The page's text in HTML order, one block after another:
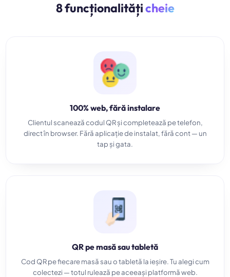
8 funcționalitățicheie
100% web, fără instalare
Clientul scanează codul QR și completează pe telefon,
direct în browser. Fără aplicație de instalat, fără cont — un
tap și gata.
QR pe masă sau tabletă
Cod QR pe fiecare masă sau o tabletă la ieșire. Tu alegi cum
colectezi — totul rulează pe aceeași platformă web.